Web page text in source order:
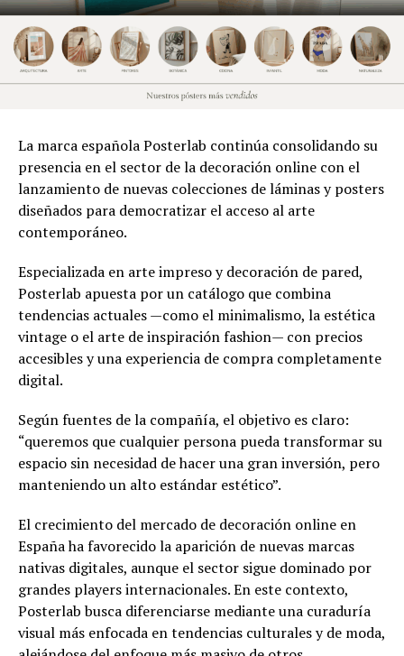
La marca española Posterlab continúa consolidando su
presencia en el sector de la decoración online con el
lanzamiento de nuevas colecciones de láminas y posters
diseñados para democratizar el acceso al arte
contemporáneo.
Especializada en arte impreso y decoración de pared,
Posterlab apuesta por un catálogo que combina
tendencias actuales —como el minimalismo, la estética
vintage o el arte de inspiración fashion— con precios
accesibles y una experiencia de compra completamente
digital.
Según fuentes de la compañía, el objetivo es claro:
“queremos que cualquier persona pueda transformar su
espacio sin necesidad de hacer una gran inversión, pero
manteniendo un alto estándar estético”.
El crecimiento del mercado de decoración online en
España ha favorecido la aparición de nuevas marcas
nativas digitales, aunque el sector sigue dominado por
grandes players internacionales. En este contexto,
Posterlab busca diferenciarse mediante una curaduría
visual más enfocada en tendencias culturales y de moda,